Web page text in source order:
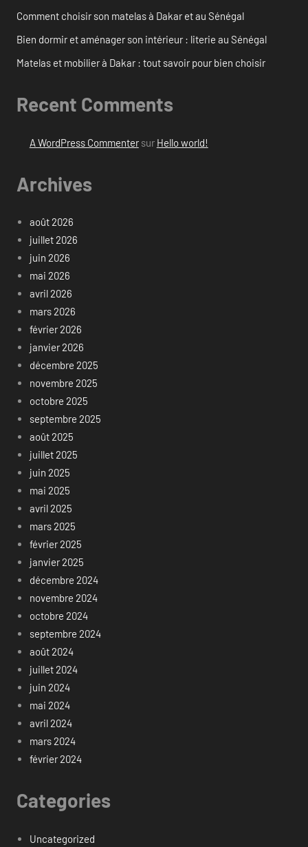
Comment choisir son matelas à Dakar et au Sénégal
Bien dormir et aménager son intérieur : literie au Sénégal
Matelas et mobilier à Dakar : tout savoir pour bien choisir
Recent Comments
A WordPress Commentersur Hello world!
Archives
août 2026
juillet 2026
juin 2026
mai 2026
avril 2026
mars 2026
février 2026
janvier 2026
décembre 2025
novembre 2025
octobre 2025
septembre 2025
août 2025
juillet 2025
juin 2025
mai 2025
avril 2025
mars 2025
février 2025
janvier 2025
décembre 2024
novembre 2024
octobre 2024
septembre 2024
août 2024
juillet 2024
juin 2024
mai 2024
avril 2024
mars 2024
février 2024
Categories
Uncategorized